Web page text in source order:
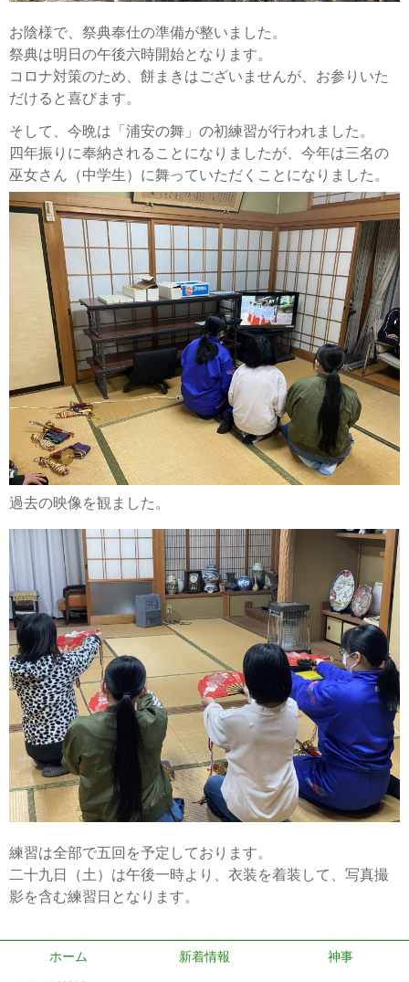
お陰様で、祭典奉仕の準備が整いました。
祭典は明日の午後六時開始となります。
コロナ対策のため、餅まきはございませんが、お参りいた
だけると喜びます。
そして、今晩は「浦安の舞」の初練習が行われました。
四年振りに奉納されることになりましたが、今年は三名の
巫女さん（中学生）に舞っていただくことになりました。
過去の映像を観ました。
練習は全部で五回を予定しております。
二十九日（土）は午後一時より、衣装を着装して、写真撮
影を含む練習日となります。
ホーム 新着情報 神事